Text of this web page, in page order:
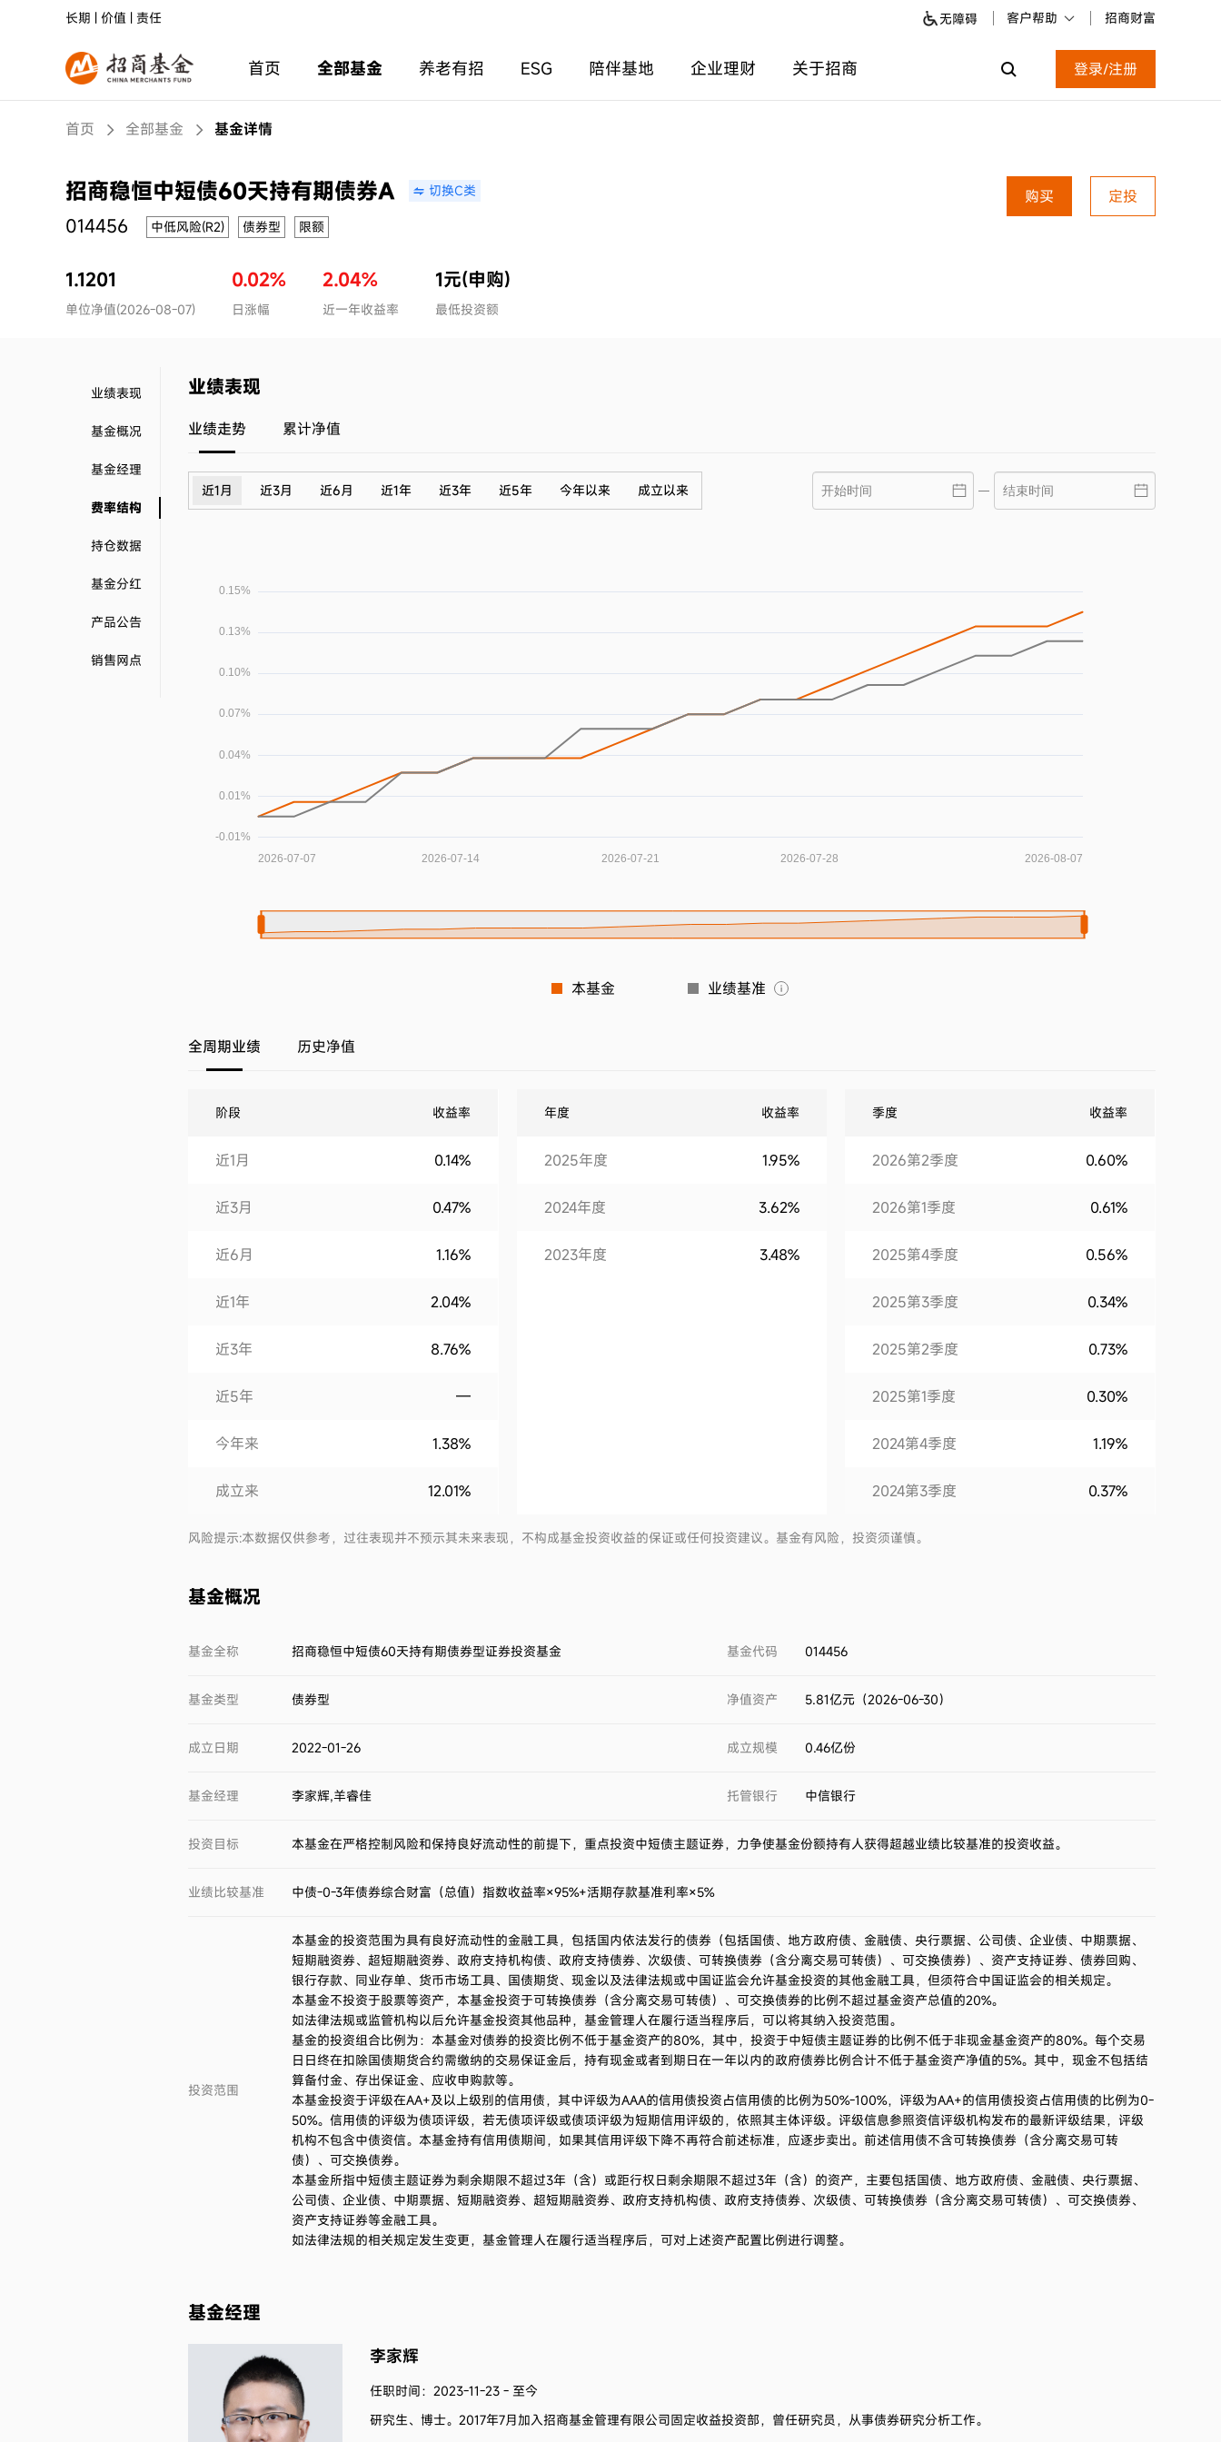
长期 | 价值 | 责任 无障碍 客户帮助 招商财富
登录/注册
首页 全部基金 养老有招 ESG 陪伴基地 企业理财 关于招商
首页 全部基金 基金详情
招商稳恒中短债60天持有期债券A 切换C类
014456 中低风险(R2) 债券型 限额
购买 定投
1.1201
单位净值(2026-08-07)
0.02%
日涨幅
2.04%
近一年收益率
1元(申购)
最低投资额
业绩表现
基金概况
基金经理
费率结构
持仓数据
基金分红
产品公告
销售网点
业绩表现
业绩走势 累计净值
近1月 近3月 近6月 近1年 近3年 近5年 今年以来 成立以来
本基金 业绩基准
全周期业绩 历史净值
阶段 收益率
近1月 0.14%
近3月 0.47%
近6月 1.16%
近1年 2.04%
近3年 8.76%
近5年 —
今年来 1.38%
成立来 12.01%
年度 收益率
2025年度 1.95%
2024年度 3.62%
2023年度 3.48%
季度 收益率
2026第2季度 0.60%
2026第1季度 0.61%
2025第4季度 0.56%
2025第3季度 0.34%
2025第2季度 0.73%
2025第1季度 0.30%
2024第4季度 1.19%
2024第3季度 0.37%
2024第2季度
风险提示:本数据仅供参考，过往表现并不预示其未来表现，不构成基金投资收益的保证或任何投资建议。基金有风险，投资须谨慎。
基金概况
基金全称 招商稳恒中短债60天持有期债券型证券投资基金 基金代码 014456
基金类型 债券型 净值资产 5.81亿元（2026-06-30）
成立日期 2022-01-26 成立规模 0.46亿份
基金经理 李家辉,羊睿佳 托管银行 中信银行
投资目标 本基金在严格控制风险和保持良好流动性的前提下，重点投资中短债主题证券，力争使基金份额持有人获得超越业绩比较基准的投资收益。
业绩比较基准 中债-0-3年债券综合财富（总值）指数收益率×95%+活期存款基准利率×5%
投资范围
本基金的投资范围为具有良好流动性的金融工具，包括国内依法发行的债券（包括国债、地方政府债、金融债、央行票据、公司债、企业债、中期票据、
短期融资券、超短期融资券、政府支持机构债、政府支持债券、次级债、可转换债券（含分离交易可转债）、可交换债券）、资产支持证券、债券回购、
银行存款、同业存单、货币市场工具、国债期货、现金以及法律法规或中国证监会允许基金投资的其他金融工具，但须符合中国证监会的相关规定。
本基金不投资于股票等资产，本基金投资于可转换债券（含分离交易可转债）、可交换债券的比例不超过基金资产总值的20%。
如法律法规或监管机构以后允许基金投资其他品种，基金管理人在履行适当程序后，可以将其纳入投资范围。
基金的投资组合比例为：本基金对债券的投资比例不低于基金资产的80%，其中，投资于中短债主题证券的比例不低于非现金基金资产的80%。每个交易
日日终在扣除国债期货合约需缴纳的交易保证金后，持有现金或者到期日在一年以内的政府债券比例合计不低于基金资产净值的5%。其中，现金不包括结
算备付金、存出保证金、应收申购款等。
本基金投资于评级在AA+及以上级别的信用债，其中评级为AAA的信用债投资占信用债的比例为50%-100%，评级为AA+的信用债投资占信用债的比例为0-
50%。信用债的评级为债项评级，若无债项评级或债项评级为短期信用评级的，依照其主体评级。评级信息参照资信评级机构发布的最新评级结果，评级
机构不包含中债资信。本基金持有信用债期间，如果其信用评级下降不再符合前述标准，应逐步卖出。前述信用债不含可转换债券（含分离交易可转
债）、可交换债券。
本基金所指中短债主题证券为剩余期限不超过3年（含）或距行权日剩余期限不超过3年（含）的资产，主要包括国债、地方政府债、金融债、央行票据、
公司债、企业债、中期票据、短期融资券、超短期融资券、政府支持机构债、政府支持债券、次级债、可转换债券（含分离交易可转债）、可交换债券、
资产支持证券等金融工具。
如法律法规的相关规定发生变更，基金管理人在履行适当程序后，可对上述资产配置比例进行调整。
基金经理
李家辉
任职时间：2023-11-23 - 至今
研究生、博士。 2017年7月加入招商基金管理有限公司固定收益投资部，曾任研究员，从事债券研究分析工作。